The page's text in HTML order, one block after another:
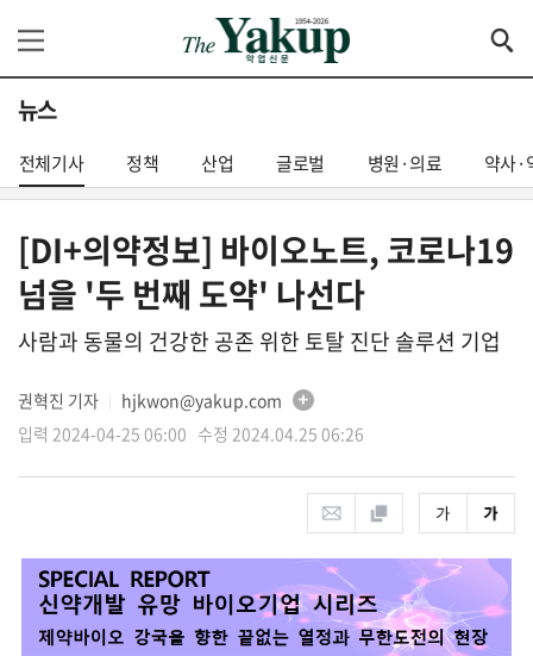
뉴스
전체기사 정책 산업 글로벌 병원·의료 약사·
[DI+의약정보] 바이오노트, 코로나19
넘을 '두 번째 도약' 나선다
사람과 동물의 건강한 공존 위한 토탈 진단 솔루션 기업
권혁진 기자
hjkwon@yakup.com
입력 2024-04-25 06:00 수정 2024.04.25 06:26